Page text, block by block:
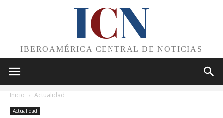
ICN
IBEROAMÉRICA CENTRAL DE NOTICIAS
Inicio Actualidad
Actualidad